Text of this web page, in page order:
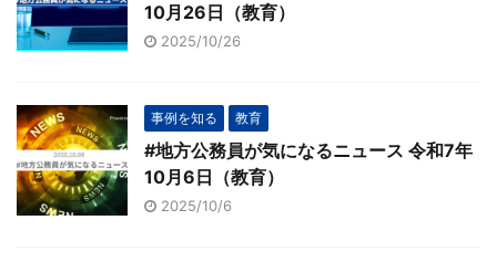
10月26日（教育）
2025/10/26
事例を知る 教育
#地方公務員が気になるニュース 令和7年
10月6日（教育）
2025/10/6